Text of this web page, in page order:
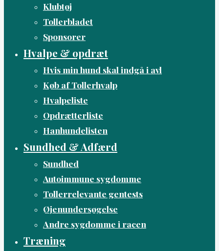
Klubtøj
Tollerbladet
Sponsorer
Hvalpe & opdræt
Hvis min hund skal indgå i avl
Køb af Tollerhvalp
Hvalpeliste
Opdrætterliste
Hanhundelisten
Sundhed & Adfærd
Sundhed
Autoimmune sygdomme
Tollerrelevante gentests
Øjenundersøgelse
Andre sygdomme i racen
Træning